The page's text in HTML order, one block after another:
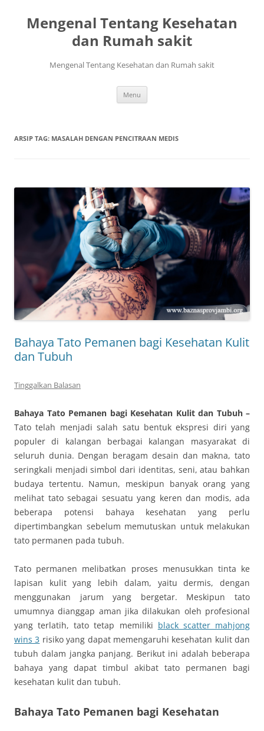
Mengenal Tentang Kesehatan
dan Rumah sakit
Mengenal Tentang Kesehatan dan Rumah sakit
Menu
ARSIP TAG: MASALAH DENGAN PENCITRAAN MEDIS
Bahaya Tato Pemanen bagi Kesehatan Kulit
dan Tubuh
Tinggalkan Balasan
Bahaya Tato Pemanen bagi Kesehatan Kulit dan Tubuh –
Tato telah menjadi salah satu bentuk ekspresi diri yang
populer di kalangan berbagai kalangan masyarakat di
seluruh dunia. Dengan beragam desain dan makna, tato
seringkali menjadi simbol dari identitas, seni, atau bahkan
budaya tertentu. Namun, meskipun banyak orang yang
melihat tato sebagai sesuatu yang keren dan modis, ada
beberapa potensi bahaya kesehatan yang perlu
dipertimbangkan sebelum memutuskan untuk melakukan
tato permanen pada tubuh.
Tato permanen melibatkan proses menusukkan tinta ke
lapisan kulit yang lebih dalam, yaitu dermis, dengan
menggunakan jarum yang bergetar. Meskipun tato
umumnya dianggap aman jika dilakukan oleh profesional
yang terlatih, tato tetap memiliki black scatter mahjong
wins 3 risiko yang dapat memengaruhi kesehatan kulit dan
tubuh dalam jangka panjang. Berikut ini adalah beberapa
bahaya yang dapat timbul akibat tato permanen bagi
kesehatan kulit dan tubuh.
Bahaya Tato Pemanen bagi Kesehatan